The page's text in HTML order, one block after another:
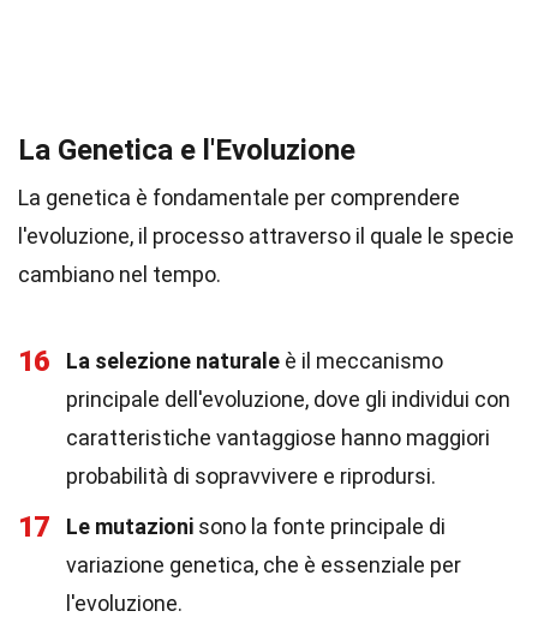
La Genetica e l'Evoluzione
La genetica è fondamentale per comprendere
l'evoluzione, il processo attraverso il quale le specie
cambiano nel tempo.
16 La selezione naturale è il meccanismo
principale dell'evoluzione, dove gli individui con
caratteristiche vantaggiose hanno maggiori
probabilità di sopravvivere e riprodursi.
17 Le mutazioni sono la fonte principale di
variazione genetica, che è essenziale per
l'evoluzione.